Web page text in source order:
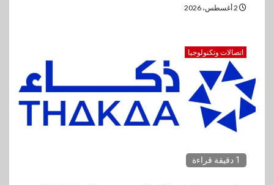
اتصالات وتكنولوجيا
1 دقيقة قراءة